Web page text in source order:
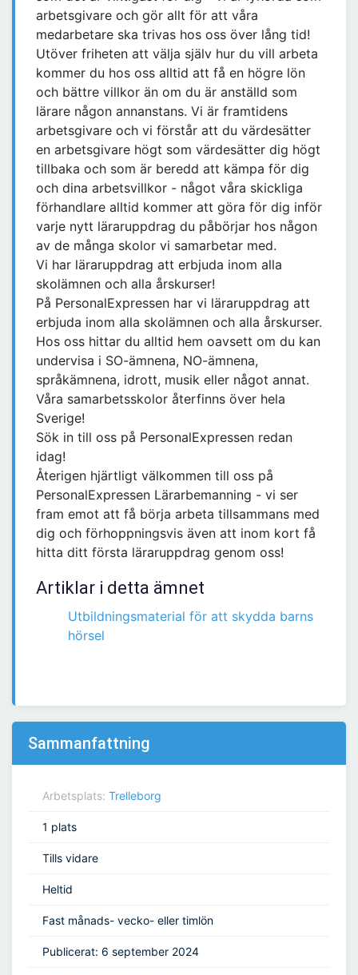
arbetsgivare och gör allt för att våra
medarbetare ska trivas hos oss över lång tid!
Utöver friheten att välja själv hur du vill arbeta
kommer du hos oss alltid att få en högre lön
och bättre villkor än om du är anställd som
lärare någon annanstans. Vi är framtidens
arbetsgivare och vi förstår att du värdesätter
en arbetsgivare högt som värdesätter dig högt
tillbaka och som är beredd att kämpa för dig
och dina arbetsvillkor - något våra skickliga
förhandlare alltid kommer att göra för dig inför
varje nytt läraruppdrag du påbörjar hos någon
av de många skolor vi samarbetar med.
Vi har läraruppdrag att erbjuda inom alla
skolämnen och alla årskurser!
På PersonalExpressen har vi läraruppdrag att
erbjuda inom alla skolämnen och alla årskurser.
Hos oss hittar du alltid hem oavsett om du kan
undervisa i SO-ämnena, NO-ämnena,
språkämnena, idrott, musik eller något annat.
Våra samarbetsskolor återfinns över hela
Sverige!
Sök in till oss på PersonalExpressen redan
idag!
Återigen hjärtligt välkommen till oss på
PersonalExpressen Lärarbemanning - vi ser
fram emot att få börja arbeta tillsammans med
dig och förhoppningsvis även att inom kort få
hitta ditt första läraruppdrag genom oss!
Artiklar i detta ämnet
Utbildningsmaterial för att skydda barns
hörsel
Sammanfattning
Arbetsplats: Trelleborg
1 plats
Tills vidare
Heltid
Fast månads- vecko- eller timlön
Publicerat: 6 september 2024